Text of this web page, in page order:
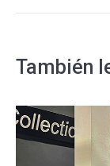
También